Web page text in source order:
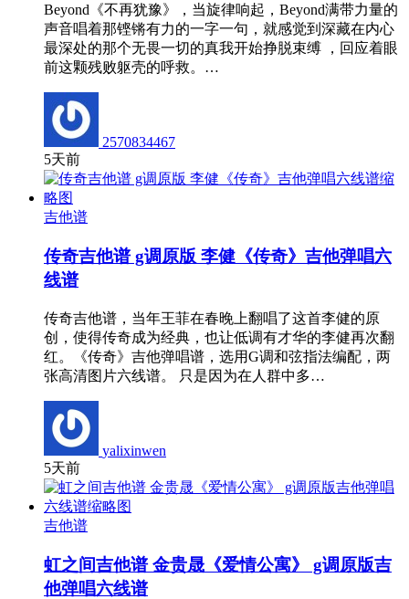
Beyond《不再犹豫》，当旋律响起，Beyond满带力量的
声音唱着那铿锵有力的一字一句，就感觉到深藏在内心
最深处的那个无畏一切的真我开始挣脱束缚 ，回应着眼
前这颗残败躯壳的呼救。…
2570834467
5天前
吉他谱
传奇吉他谱 g调原版 李健《传奇》吉他弹唱六
线谱
传奇吉他谱，当年王菲在春晚上翻唱了这首李健的原
创，使得传奇成为经典，也让低调有才华的李健再次翻
红。《传奇》吉他弹唱谱，选用G调和弦指法编配，两
张高清图片六线谱。 只是因为在人群中多…
yalixinwen
5天前
吉他谱
虹之间吉他谱 金贵晟《爱情公寓》 g调原版吉
他弹唱六线谱